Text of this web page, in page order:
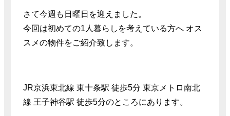
さて今週も日曜日を迎えました。
今回は初めての1人暮らしを考えている方へ オス
スメの物件をご紹介致します。
JR京浜東北線 東十条駅 徒歩5分 東京メトロ南北
線 王子神谷駅 徒歩5分のところにあります。